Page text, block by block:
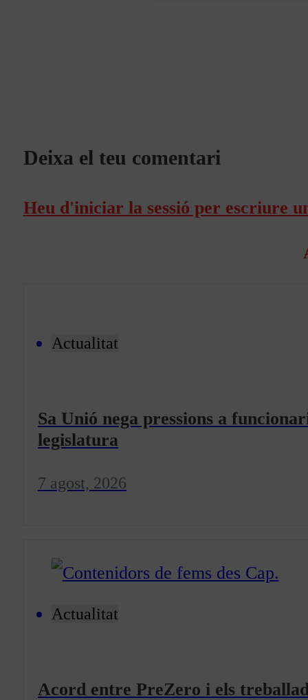
Deixa el teu comentari
Heu d'iniciar la sessió per escriure
Actualitat
Sa Unió nega pressions a
legislatura
7 agost, 2026
Actualitat
Acord entre PreZero i els